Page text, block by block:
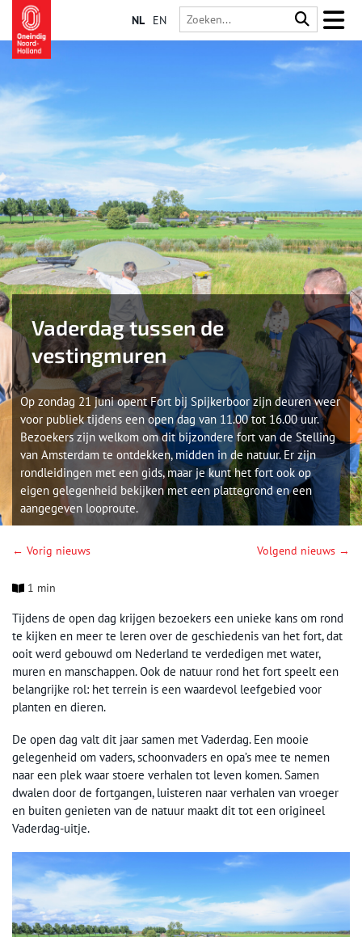
NL EN
Vaderdag tussen de
vestingmuren
Op zondag 21 juni opent Fort bij Spijkerboor zijn deuren weer
voor publiek tijdens een open dag van 11.00 tot 16.00 uur.
Bezoekers zijn welkom om dit bijzondere fort van de Stelling
van Amsterdam te ontdekken, midden in de natuur. Er zijn
rondleidingen met een gids, maar je kunt het fort ook op
eigen gelegenheid bekijken met een plattegrond en een
aangegeven looproute.
← Vorig nieuws Volgend nieuws →
1 min
Tijdens de open dag krijgen bezoekers een unieke kans om rond
te kijken en meer te leren over de geschiedenis van het fort, dat
ooit werd gebouwd om Nederland te verdedigen met water,
muren en manschappen. Ook de natuur rond het fort speelt een
belangrijke rol: het terrein is een waardevol leefgebied voor
planten en dieren.
De open dag valt dit jaar samen met Vaderdag. Een mooie
gelegenheid om vaders, schoonvaders en opa’s mee te nemen
naar een plek waar stoere verhalen tot leven komen. Samen
dwalen door de fortgangen, luisteren naar verhalen van vroeger
en buiten genieten van de natuur maakt dit tot een origineel
Vaderdag-uitje.